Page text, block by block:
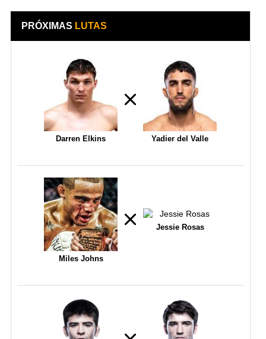
PRÓXIMAS LUTAS
Darren Elkins Yadier del Valle
Miles Johns
Jessie Rosas